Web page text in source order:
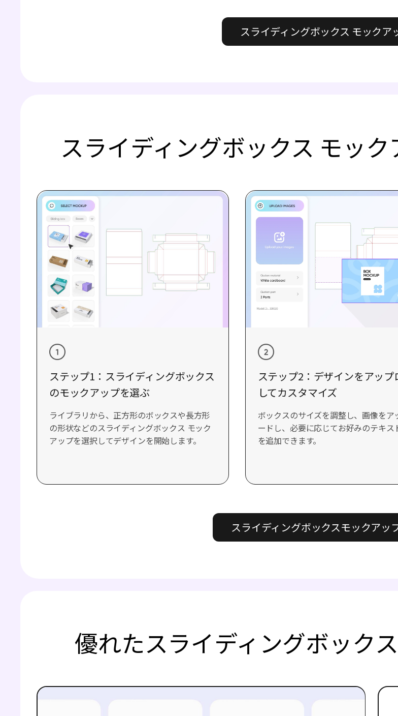
スライディングボックス モックア
スライディングボックス モッ
ステップ1：スライディングボックス
のモックアップを選ぶ
ライブラリから、正方形のボックスや長方形
の形状などのスライディングボックス モック
アップを選択してデザインを開始します。
ステップ2：デザインをアップ
してカスタマイズ
ボックスのサイズを調整し、画像をア
ードし、必要に応じてお好みのテキス
を追加できます。
スライディングボックスモックアッ
優れたスライディングボック